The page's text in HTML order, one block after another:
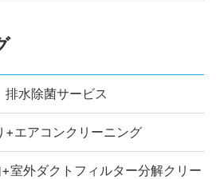
水除菌サービス
エアコンクリーニング
室外ダクトフィルター分解クリー